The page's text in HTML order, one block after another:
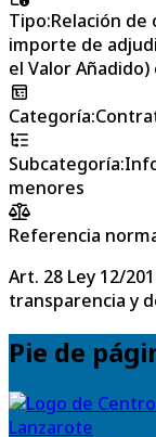
Tipo:Relación
importe de
el Valor
Categoría:
Subcategoría:
menores
Referencia
Art. 28 Ley 12/
transparencia y
Pie de